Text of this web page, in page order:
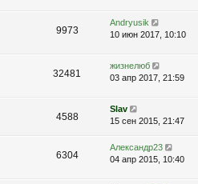
9973
Andryusik
10 июн 2017, 10:10
32481
жизнелюб
03 апр 2017, 21:59
4588
Slav
15 сен 2015, 21:47
6304
Александр23
04 апр 2015, 10:40